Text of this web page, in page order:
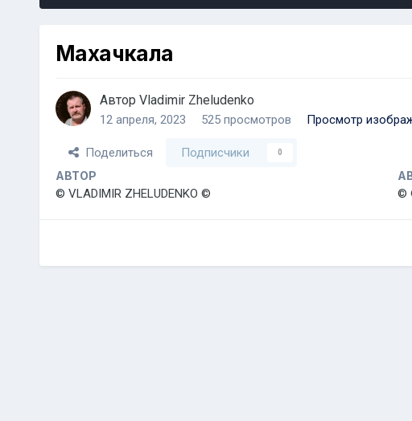
Махачкала
Автор Vladimir Zheludenko
12 апреля, 2023 525 просмотров Просмотр
Поделиться Подписчики 0
АВТОР
© VLADIMIR ZHELUDENKO © ©